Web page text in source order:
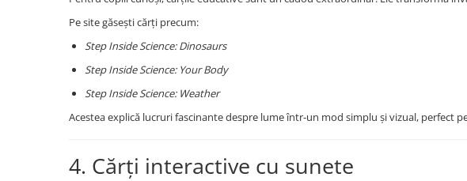
Pe site găsești cărți precum:
Step Inside Science: Dinosaurs
Step Inside Science: Your Body
Step Inside Science: Weather
Acestea explică lucruri fascinante despre lume într-un mod simplu și vizual, perfect
4. Cărți interactive cu sunete